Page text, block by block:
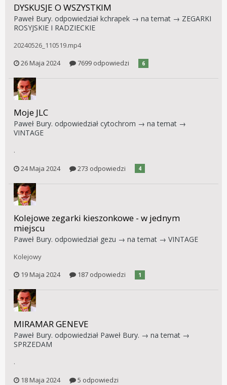
DYSKUSJE O WSZYSTKIM
Paweł Bury. odpowiedział kchrapek → na temat → ZEGARKI
ROSYJSKIE I RADZIECKIE
20240526_110519.mp4
26 Maja 2024
7699 odpowiedzi 6
Moje JLC
Paweł Bury. odpowiedział cytochrom → na temat →
VINTAGE
.
24 Maja 2024
273 odpowiedzi 4
Kolejowe zegarki kieszonkowe - w jednym
miejscu
Paweł Bury. odpowiedział gezu → na temat → VINTAGE
Kolejowy
19 Maja 2024
187 odpowiedzi 1
MIRAMAR GENEVE
Paweł Bury. odpowiedział Paweł Bury. → na temat →
SPRZEDAM
.
18 Maja 2024
5 odpowiedzi